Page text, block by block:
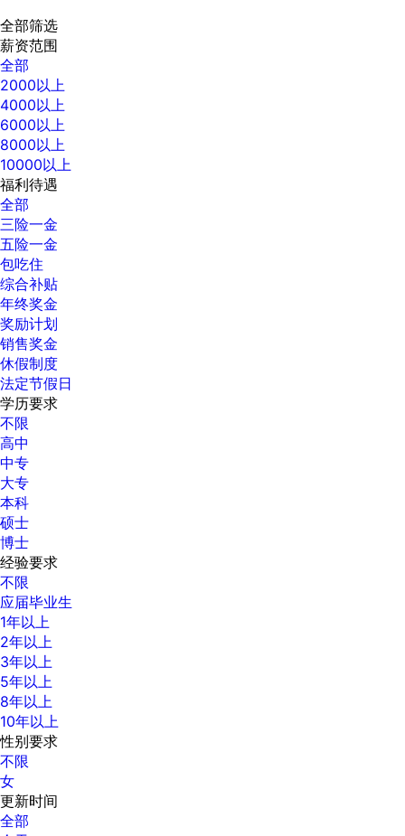
全部筛选
薪资范围
全部
2000以上
4000以上
6000以上
8000以上
10000以上
福利待遇
全部
三险一金
五险一金
包吃住
综合补贴
年终奖金
奖励计划
销售奖金
休假制度
法定节假日
学历要求
不限
高中
中专
大专
本科
硕士
博士
经验要求
不限
应届毕业生
1年以上
2年以上
3年以上
5年以上
8年以上
10年以上
性别要求
不限
女
更新时间
全部